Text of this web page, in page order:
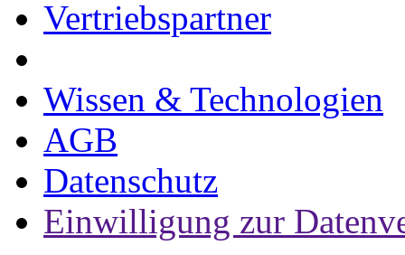
Vertriebspartner
Wissen & Technologien
AGB
Datenschutz
Einwilligung zur